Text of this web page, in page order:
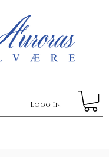
Logg In